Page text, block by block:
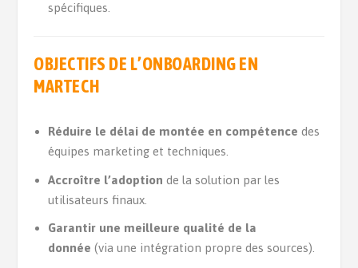
spécifiques.
OBJECTIFS DE L’ONBOARDING EN
MARTECH
Réduire le délai de montée en compétence des
équipes marketing et techniques.
Accroître l’adoption de la solution par les
utilisateurs finaux.
Garantir une meilleure qualité de la
donnée (via une intégration propre des sources).